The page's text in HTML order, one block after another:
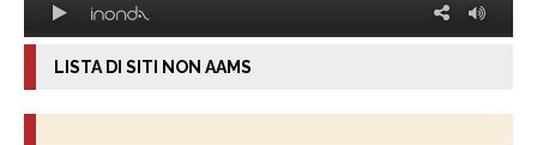
LISTA DI SITI NON AAMS